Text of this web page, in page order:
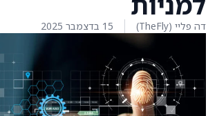
דה פליי (TheFly) 15 בדצמבר 2025